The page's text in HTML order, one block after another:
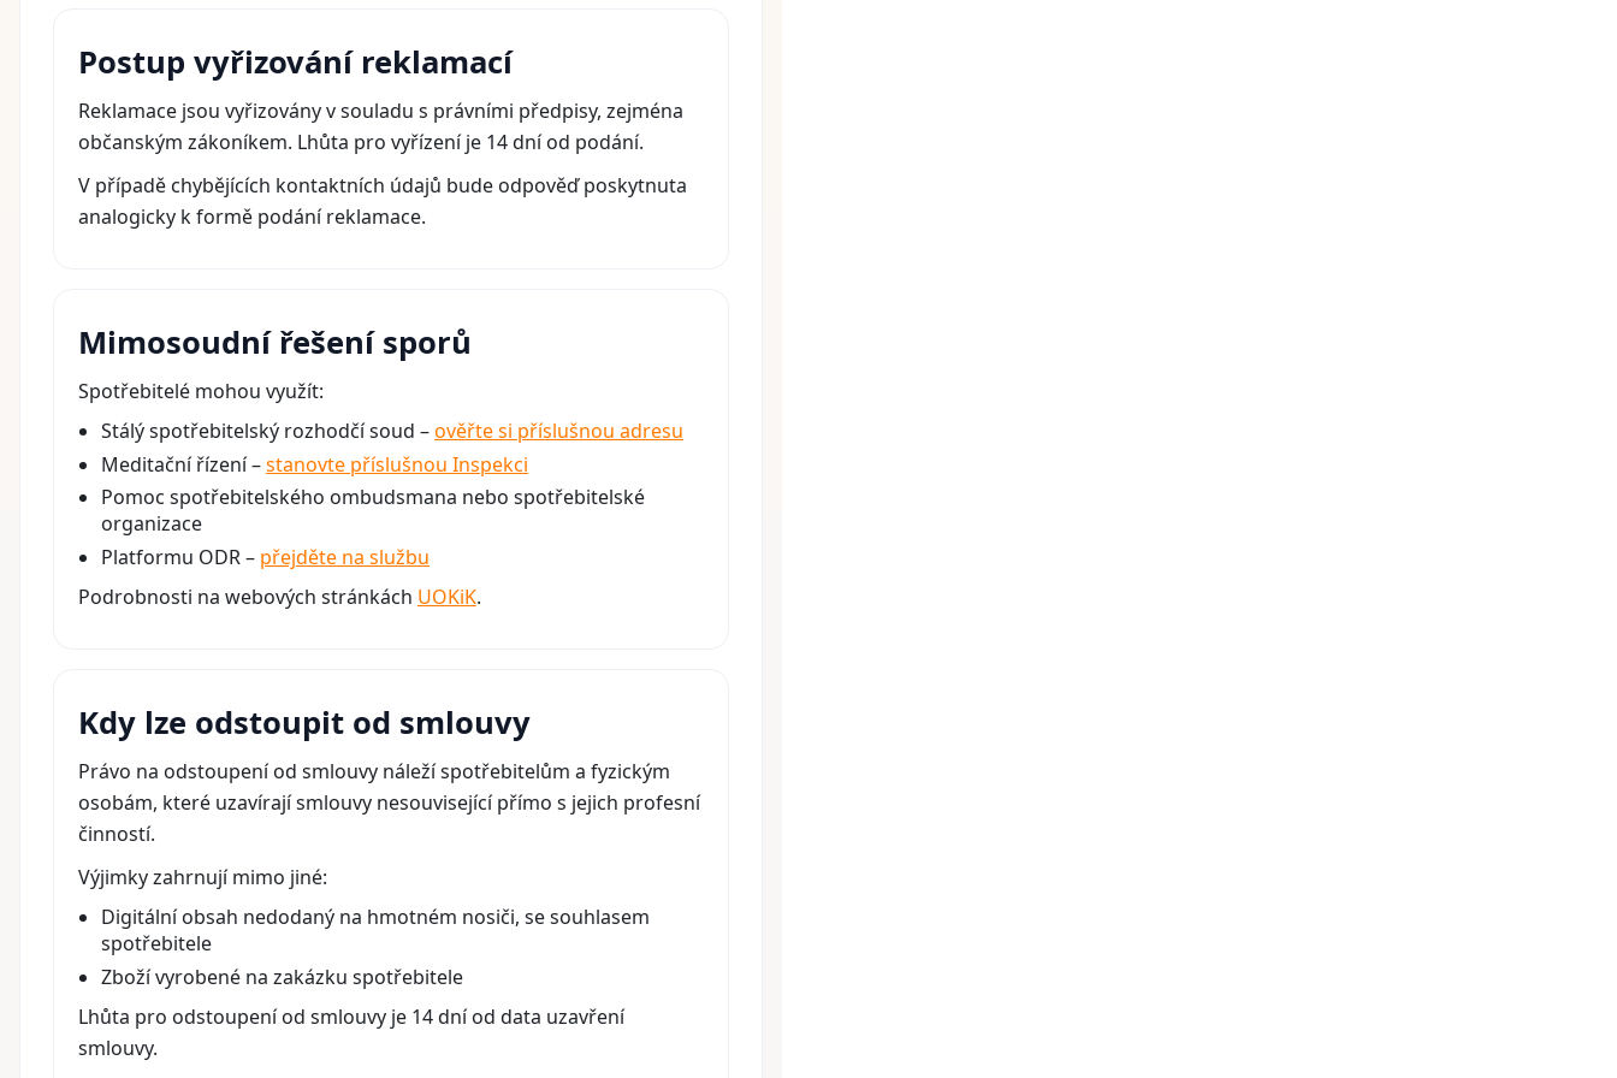
Postup vyřizování reklamací
Reklamace jsou vyřizovány v souladu s právními předpisy, zejména
občanským zákoníkem. Lhůta pro vyřízení je 14 dní od podání.
V případě chybějících kontaktních údajů bude odpověď poskytnuta
analogicky k formě podání reklamace.
Mimosoudní řešení sporů
Spotřebitelé mohou využít:
Stálý spotřebitelský rozhodčí soud –ověřte si příslušnou adresu
Meditační řízení –stanovte příslušnou Inspekci
Pomoc spotřebitelského ombudsmana nebo spotřebitelské
organizace
Platformu ODR – přejděte na službu
Podrobnosti na webových stránkách UOKiK.
Kdy lze odstoupit od smlouvy
Právo na odstoupení od smlouvy náleží spotřebitelům a fyzickým
osobám, které uzavírají smlouvy nesouvisející přímo s jejich profesní
činností.
Výjimky zahrnují mimo jiné:
Digitální obsah nedodaný na hmotném nosiči, se souhlasem
spotřebitele
Zboží vyrobené na zakázku spotřebitele
Lhůta pro odstoupení od smlouvy je 14 dní od data uzavření
smlouvy.